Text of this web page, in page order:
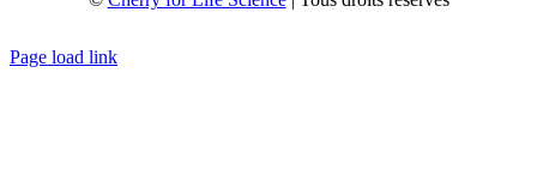
Page load link